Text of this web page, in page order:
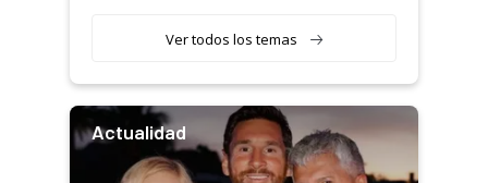
Ver todos los temas
Actualidad